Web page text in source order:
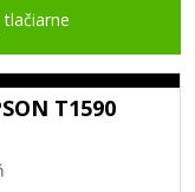
T1590